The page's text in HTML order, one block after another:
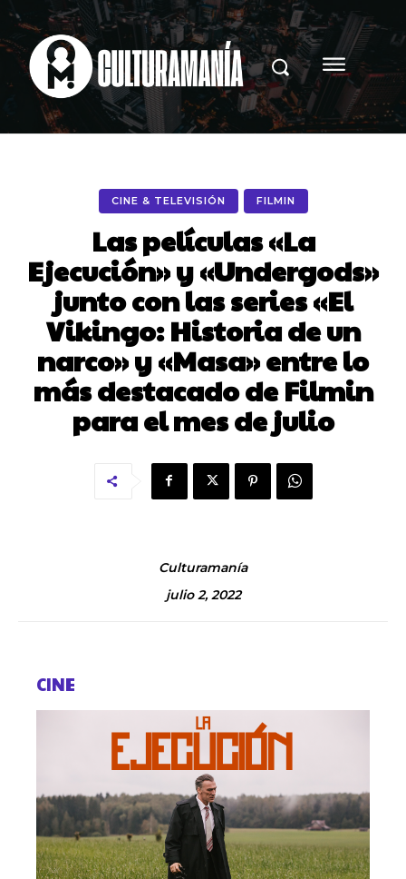
CINE & TELEVISIÓN FILMIN
Las películas «La
Ejecución» y «Undergods»
junto con las series «El
Vikingo: Historia de un
narco» y «Masa» entre lo
más destacado de Filmin
para el mes de julio
Culturamanía
julio 2, 2022
CINE